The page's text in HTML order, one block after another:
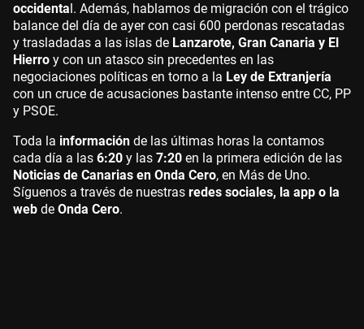
occidental. Además, hablamos de migración con el trágico
balance del día de ayer con casi 600 perdonas rescatadas
y trasladadas a las islas de Lanzarote, Gran Canaria y El
Hierro y con un atasco sin precedentes en las
negociaciones políticas en torno a la Ley de Extranjería
con un cruce de acusaciones bastante intenso entre CC, PP
y PSOE.
Toda la información de las últimas horas la contamos
cada día a las 6:20 y las 7:20 en la primera edición de las
Noticias de Canarias en Onda Cero, en Más de Uno.
Síguenos a través de nuestras redes sociales, la app o la
web de Onda Cero.